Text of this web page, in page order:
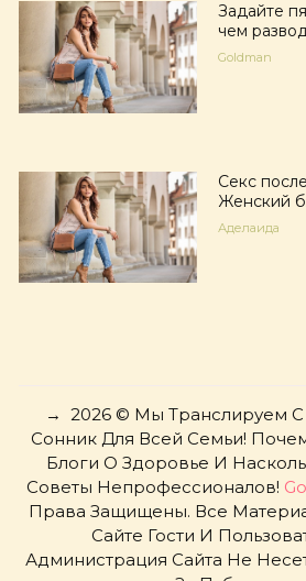
Задайте
чем
Goldman
Секс
Женский
Аделаида
→ 2026© Мы Транслируем С
Сонник Для Всей Семьи!
Блоги О Здоровье И
Советы Непрофессионалов!
Права Защищены. Все
Сайте Гости И
Администрация Сайта Не